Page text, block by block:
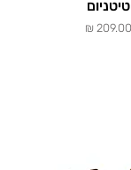
טיטניום
מחיר